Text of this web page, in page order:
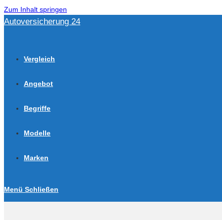
Zum Inhalt springen
Autoversicherung 24
Vergleich
Angebot
Begriffe
Modelle
Marken
Menü Schließen